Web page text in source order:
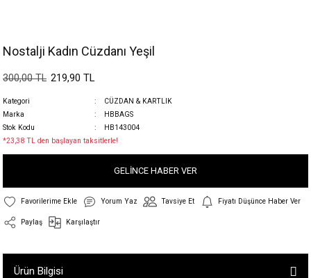
Nostalji Kadın Cüzdanı Yeşil
300,00 TL 219,90 TL
Kategori
CÜZDAN & KARTLIK
Marka
HBBAGS
Stok Kodu
HB143004
*23,38 TL den başlayan taksitlerle!
GELİNCE HABER VER
Yorum Yaz Tavsiye Et Fiyatı Düşünce Haber Ver
Paylaş Karşılaştır
Ürün Bilgisi